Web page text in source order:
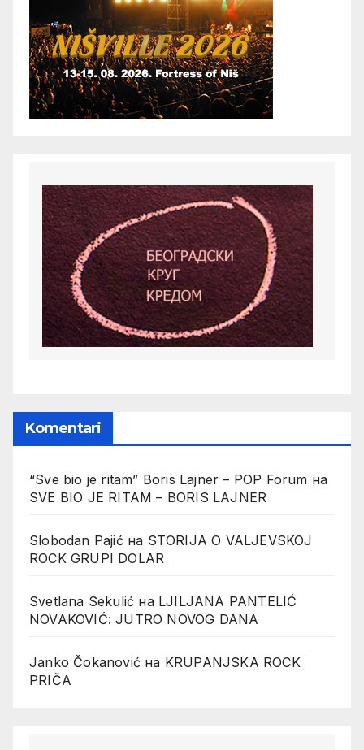
Komentari
“Sve bio je ritam” Boris Lajner – POP Forum на
SVE BIO JE RITAM – BORIS LAJNER
Slobodan Pajićна STORIJA O VALJEVSKOJ
ROCK GRUPI DOLAR
Svetlana Sekulić на LJILJANA PANTELIĆ
NOVAKOVIĆ: JUTRO NOVOG DANA
Janko Čokanović на KRUPANJSKA ROCK
PRIČA